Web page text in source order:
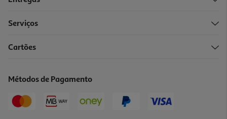
Serviços
Cartões
Métodos de Pagamento